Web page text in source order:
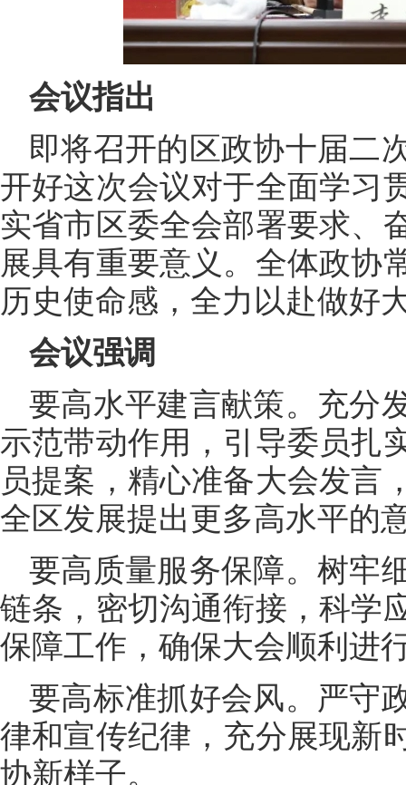
会议指出
即将召开的区政协十届二
开好这次会议对于全面学习
实省市区委全会部署要求、
展具有重要意义。全体政协
历史使命感，全力以赴做好
会议强调
要高水平建言献策。充分
示范带动作用，引导委员扎
员提案，精心准备大会发言
全区发展提出更多高水平的
要高质量服务保障。树牢
链条，密切沟通衔接，科学
保障工作，确保大会顺利进
要高标准抓好会风。严守
律和宣传纪律，充分展现新
协新样子。